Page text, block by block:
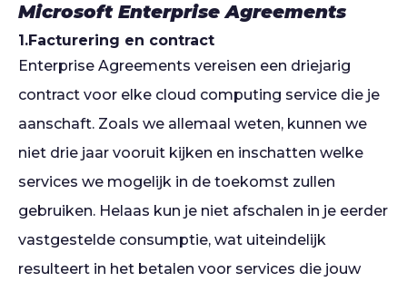
Microsoft Enterprise Agreements
1.Facturering en contract
Enterprise Agreements vereisen een driejarig
contract voor elke cloud computing service die je
aanschaft. Zoals we allemaal weten, kunnen we
niet drie jaar vooruit kijken en inschatten welke
services we mogelijk in de toekomst zullen
gebruiken. Helaas kun je niet afschalen in je eerder
vastgestelde consumptie, wat uiteindelijk
resulteert in het betalen voor services die jouw